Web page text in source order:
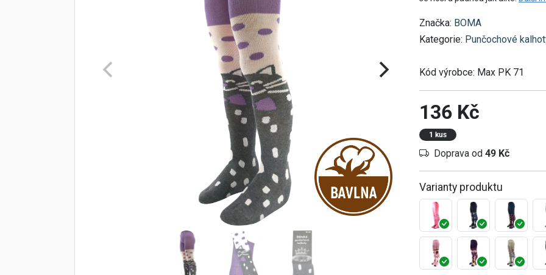
Značka: BOMA
Kategorie: Punčochové
Kód výrobce: Max PK 71
136 Kč
1 kus
Doprava od 49 Kč
Varianty produktu